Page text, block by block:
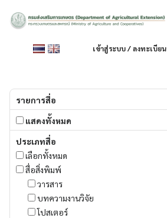
เข้าสู่ระบบ / ลงทะเบียน
รายการสื่อ
แสดงทั้งหมด
ประเภทสื่อ
เลือกทั้งหมด
สื่อสิ่งพิมพ์
วารสาร
บทความงานวิจัย
โปสเตอร์